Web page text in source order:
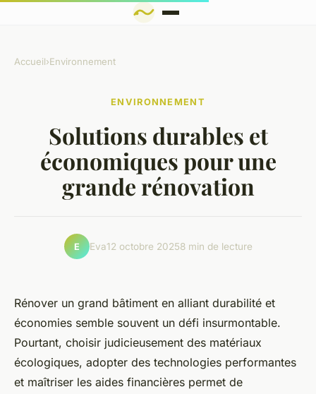
Accueil›Environnement
ENVIRONNEMENT
Solutions durables et
économiques pour une
grande rénovation
E Eva12 octobre 20258 min de lecture
Rénover un grand bâtiment en alliant durabilité et
économies semble souvent un défi insurmontable.
Pourtant, choisir judicieusement des matériaux
écologiques, adopter des technologies performantes
et maîtriser les aides financières permet de